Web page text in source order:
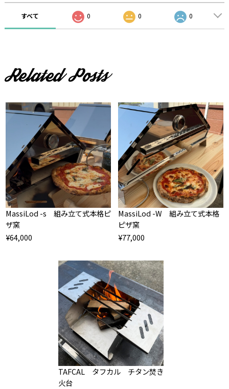
すべて 0 0 0
MassiLod -s 組み立て式本格ピ
ザ窯
¥64,000
MassiLod -W 組み立て式本格
ピザ窯
¥77,000
TAFCAL タフカル チタン焚き
火台